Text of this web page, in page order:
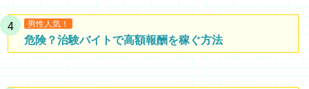
男性人気！
危険？治験バイトで高額報酬を稼ぐ方法